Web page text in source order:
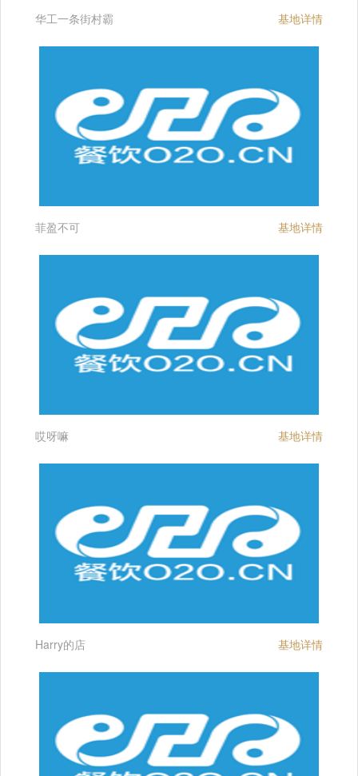
华工一条街村霸 基地详情
菲盈不可 基地详情
哎呀嘛 基地详情
Harry的店 基地详情